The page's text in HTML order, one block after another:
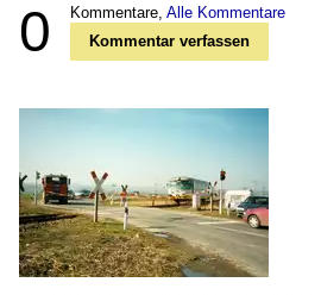
0 Kommentare, Alle Kommentare
Kommentar verfassen